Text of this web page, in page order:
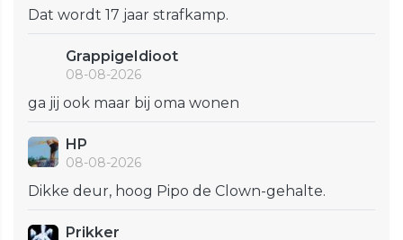
Dat wordt 17 jaar strafkamp.
GrappigeIdioot
08-08-2026
ga jij ook maar bij oma wonen
HP
08-08-2026
Dikke deur, hoog Pipo de Clown-gehalte.
Prikker